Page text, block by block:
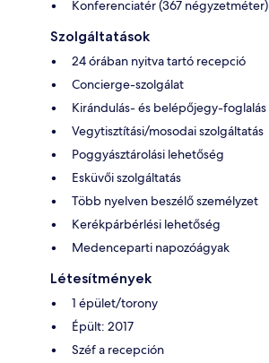
Konferenciatér (367 négyzetméter)
Szolgáltatások
24 órában nyitva tartó recepció
Concierge-szolgálat
Kirándulás- és belépőjegy-foglalás
Vegytisztítási/mosodai szolgáltatás
Poggyásztárolási lehetőség
Esküvői szolgáltatás
Több nyelven beszélő személyzet
Kerékpárbérlési lehetőség
Medenceparti napozóágyak
Létesítmények
1 épület/torony
Épült: 2017
Széf a recepción